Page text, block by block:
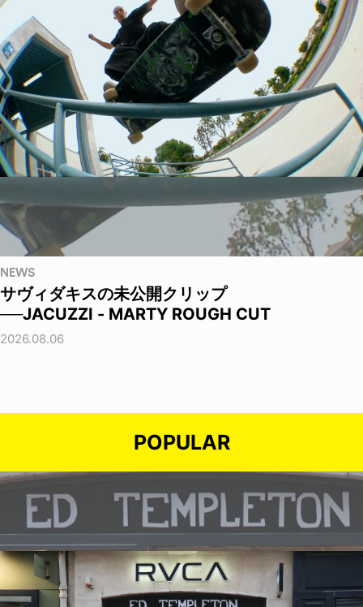
NEWS
サヴィダキスの未公開クリップ
──JACUZZI - MARTY ROUGH CUT
2026.08.06
POPULAR